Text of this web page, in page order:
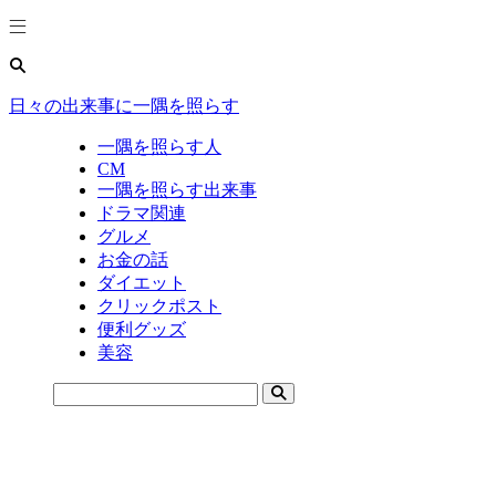
日々の出来事に一隅を照らす
一隅を照らす人
CM
一隅を照らす出来事
ドラマ関連
グルメ
お金の話
ダイエット
クリックポスト
便利グッズ
美容